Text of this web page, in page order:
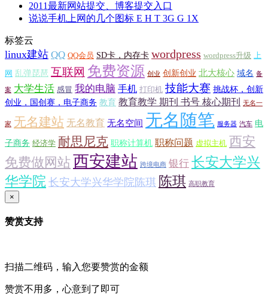
2011最新网站提交、博客提交入口
说说手机上网的几个图标 E H T 3G G 1X
标签云
linux建站 QQ QQ会员 SD卡，内存卡 wordpress wordpress升级 上
网 乱弹琵琶 互联网 免费资源 创业 创新创业 北大核心 域名 备
案 大学生活 感冒 我的电脑 手机 打印机 技能大赛 挑战杯，创新
创业，国创赛，电子商务 教育 教育教学 期刊 书号 核心期刊 无名一
家 无名建站 无名教育 无名空间 无名随笔 服务器 汽车 电
子商务 经济学 耐思尼克 职称计算机 职称问题 虚拟主机 西安
免费做网站 西安建站 跨境电商 银行 长安大学兴
华学院 长安大学兴华学院陈琪 陈琪 高职教育
×
赞赏支持
扫描二维码，输入您要赞赏的金额
赞赏不用多，心意到了即可